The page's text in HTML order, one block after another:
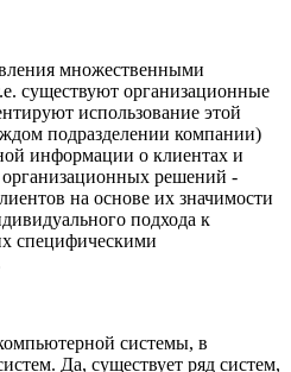
множественными
существуют организационные
использование этой
подразделении компании)
информации о клиентах и
решений -
на основе их значимости
подхода к
специфическими
системы, в
Да, существует ряд систем,